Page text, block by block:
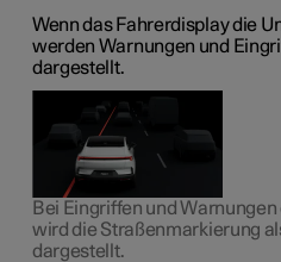
Wenn das Fahrerdisplay die
werden Warnungen und
dargestellt.
Bei Eingriffen und
wird die Straßenmarkierung
dargestellt.